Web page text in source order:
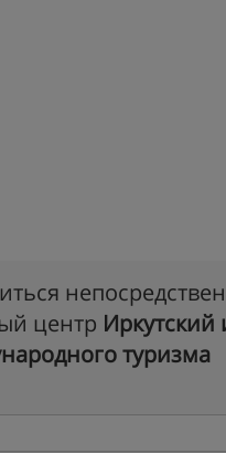
центр Иркутский
туризма